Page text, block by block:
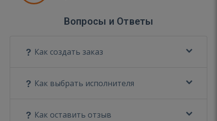
Вопросы и Ответы
Как создать заказ
Как выбрать исполнителя
Как оставить отзыв